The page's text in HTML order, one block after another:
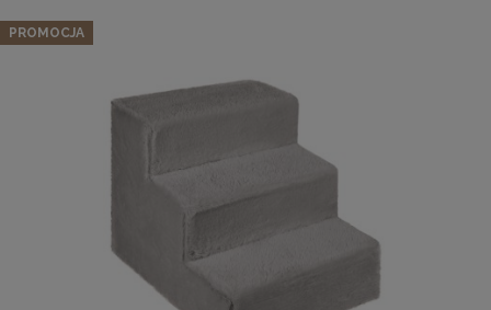
Płyta HDF w rozmiarze 100x140 cm
PROMOCJA